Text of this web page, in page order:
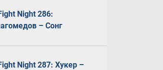
Night 286:
– Сонг
Night 287: Хукер –